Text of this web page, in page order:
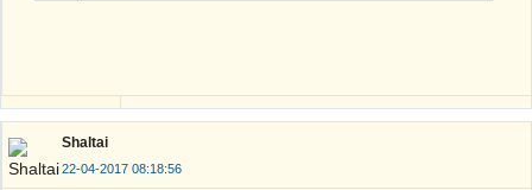
Shaltai
22-04-2017 08:18:56